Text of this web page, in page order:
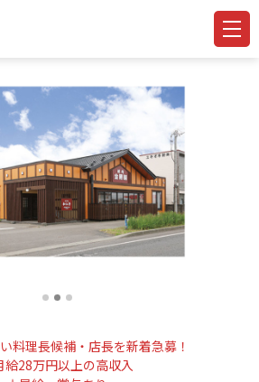
料理長候補・店長を新着急募！
28万円以上の高収入